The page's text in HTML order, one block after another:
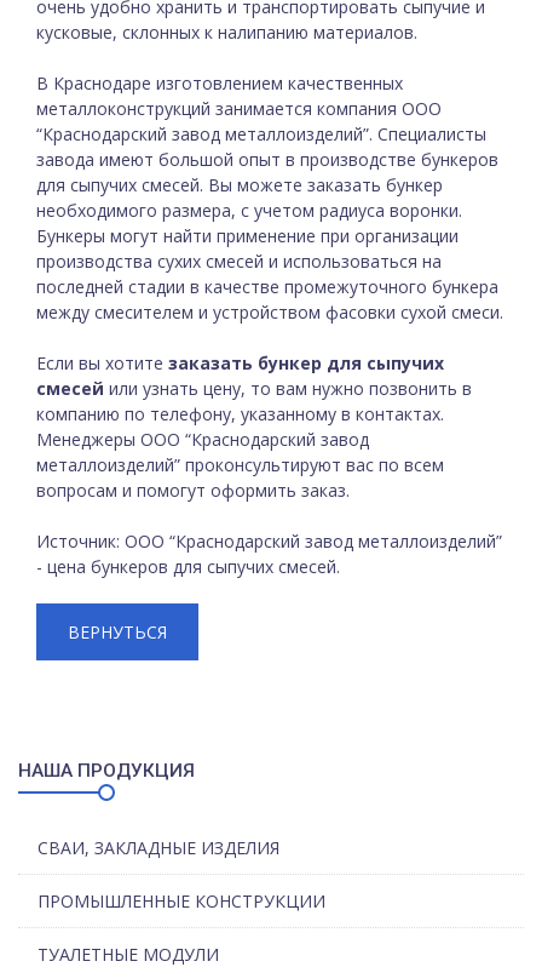
очень удобно хранить и транспортировать сыпучие и
кусковые, склонных к налипанию материалов.
В Краснодаре изготовлением качественных
металлоконструкций занимается компания ООО
“Краснодарский завод металлоизделий”. Специалисты
завода имеют большой опыт в производстве бункеров
для сыпучих смесей. Вы можете заказать бункер
необходимого размера, с учетом радиуса воронки.
Бункеры могут найти применение при организации
производства сухих смесей и использоваться на
последней стадии в качестве промежуточного бункера
между смесителем и устройством фасовки сухой смеси.
Если вы хотите заказать бункер для сыпучих
смесей или узнать цену, то вам нужно позвонить в
компанию по телефону, указанному в контактах.
Менеджеры ООО “Краснодарский завод
металлоизделий” проконсультируют вас по всем
вопросам и помогут оформить заказ.
Источник: ООО “Краснодарский завод металлоизделий”
- цена бункеров для сыпучих смесей.
ВЕРНУТЬСЯ
НАША ПРОДУКЦИЯ
СВАИ, ЗАКЛАДНЫЕ ИЗДЕЛИЯ
ПРОМЫШЛЕННЫЕ КОНСТРУКЦИИ
ТУАЛЕТНЫЕ МОДУЛИ